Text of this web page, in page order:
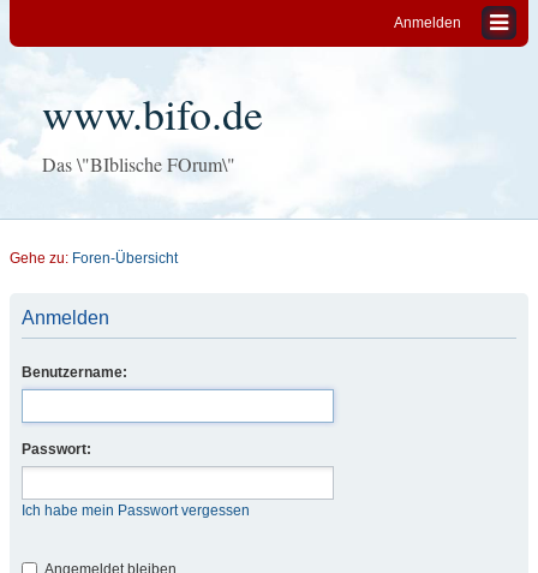
Anmelden
www.bifo.de
Das \"BIblische FOrum\"
Gehe zu: Foren-Übersicht
Anmelden
Benutzername:
Passwort:
Ich habe mein Passwort vergessen
Angemeldet bleiben